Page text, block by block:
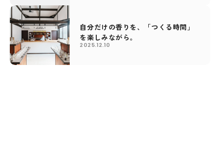
自分だけの香りを、「つくる時間」
を楽しみながら。
2025.12.10